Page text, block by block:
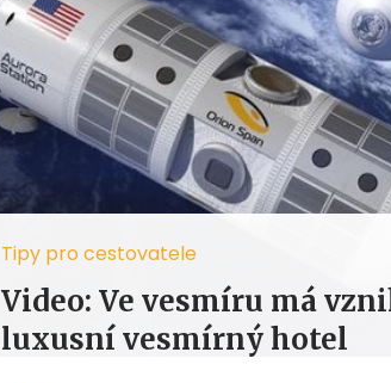
Tipy pro cestovatele
Video: Ve vesmíru má
luxusní vesmírný hotel